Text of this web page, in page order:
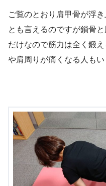
ご覧のとおり肩甲骨が浮
とも言えるのですが鎖骨
だけなので筋力は全く鍛
や肩周りが痛くなる人もい